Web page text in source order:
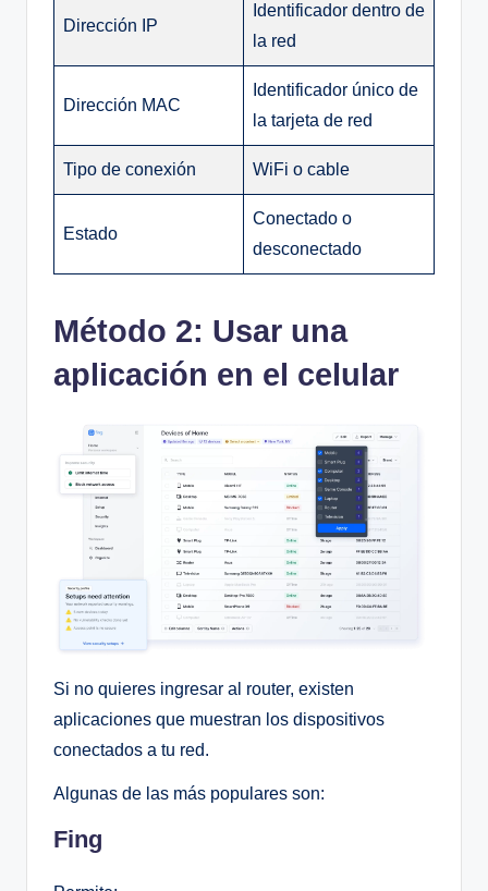
Dirección IP
Identificador dentro de
la red
Dirección MAC
Identificador único de
la tarjeta de red
Tipo de conexión WiFi o cable
Estado
Conectado o
desconectado
Método 2: Usar una
aplicación en el celular
Si no quieres ingresar al router, existen
aplicaciones que muestran los dispositivos
conectados a tu red.
Algunas de las más populares son:
Fing